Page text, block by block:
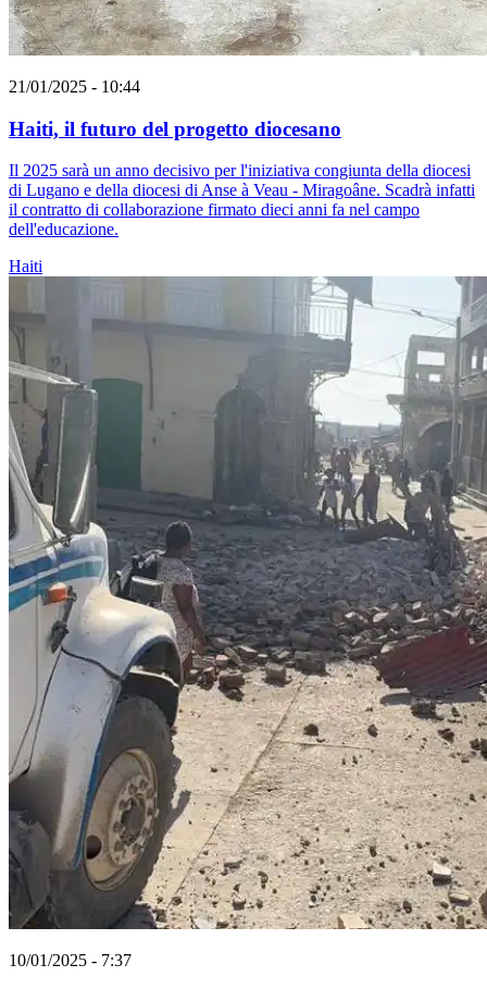
21/01/2025 - 10:44
Haiti, il futuro del progetto diocesano
Il 2025 sarà un anno decisivo per l'iniziativa congiunta della diocesi
di Lugano e della diocesi di Anse à Veau - Miragoâne. Scadrà infatti
il contratto di collaborazione firmato dieci anni fa nel campo
dell'educazione.
Haiti
10/01/2025 - 7:37